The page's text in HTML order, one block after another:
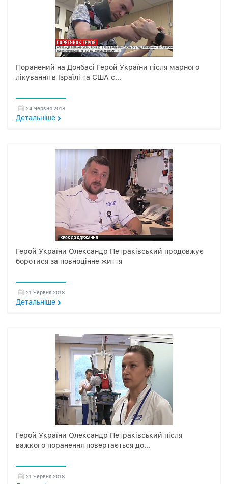
Поранений на Донбасі Герой України після марного
лікування в Ізраїлі та США с...
24 Червня 2018
Детальнiше
Герой України Олександр Петраківський продовжує
боротися за повноцінне життя
21 Червня 2018
Детальнiше
Герой України Олександр Петраківський після
важкого поранення повертається до...
21 Червня 2018